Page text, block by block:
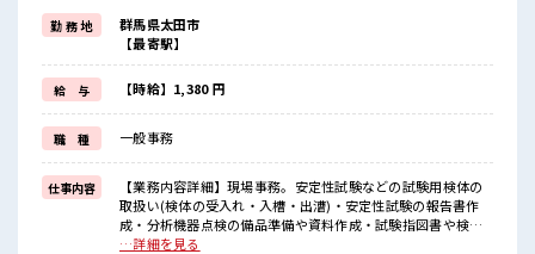
残業はほとんどナシ！
≪週休2日制≫
週末は家族や友人と一緒にプライベート満喫！
≪モチベーションもUP≫
派手過ぎなければ髪型や髪色自由♪
(規定有)制服があると毎日の服選びに悩まずOK♪
≪未経験でも活躍できる≫
新しいことにチャレンジするのは不安だけど、
しっかり働く環境が整っています！
イチからスキルUP・ステップUP目指していきましょう！
■職場の雰囲気
女性多めで休み時間は女子トークがあふれる職場です！
勤 務 地
群馬県太田市
【最寄駅】
給 与 【時給】1,380 円
職 種 一般事務
仕事内容
【業務内容詳細】現場事務。安定性試験などの試験用検体の
取扱い(検体の受入れ・入槽・出漕)・安定性試験の報告書作
成・分析機器点検の備品準備や資料作成・試験指図書や検体
採取容器の準備【取扱い製品】医薬品 ■お仕事PR ≪女性も活
…詳細を見る